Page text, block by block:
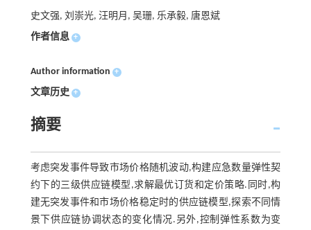
史文强, 刘崇光, 汪明月, 吴珊, 乐承毅, 唐恩斌
作者信息 +
Author information +
文章历史 +
摘要
考虑突发事件导致市场价格随机波动,构建应急数量弹性契
约下的三级供应链模型,求解最优订货和定价策略.同时,构
建无突发事件和市场价格稳定时的供应链模型,探索不同情
景下供应链协调状态的变化情况.另外,控制弹性系数为变